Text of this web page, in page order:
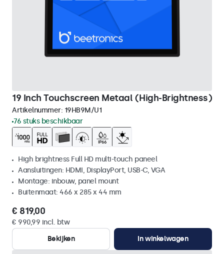
19 Inch Touchscreen Metaal (High-Brightness)
Artikelnummer: 19HB9M/U1
76 stuks beschikbaar
High brightness Full HD multi-touch paneel
Aansluitingen: HDMI, DisplayPort, USB-C, VGA
Montage: inbouw, panel mount
Buitenmaat: 466 x 285 x 44 mm
€ 819,00
€ 990,99 incl. btw
Bekijken
In winkelwagen